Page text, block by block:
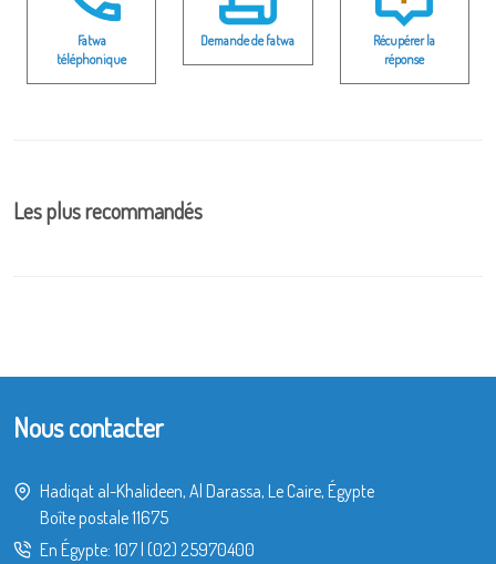
Fatwa
téléphonique
Demande de fatwa
Récupérer la
réponse
Les plus recommandés
Nous contacter
Hadiqat al-Khalideen, Al Darassa, Le Caire, Égypte
Boîte postale 11675
En Égypte: 107 (02) 25970400